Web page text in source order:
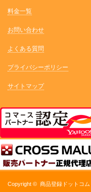
料金一覧
お問い合わせ
よくある質問
プライバシーポリシー
サイトマップ
Copyright © 商品登録ドットコム